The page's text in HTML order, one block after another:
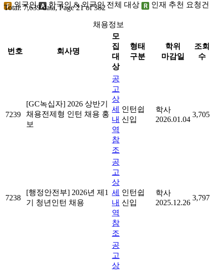
외국인 한국인 & 외국인 전체 대상 인재 추천 요청건
Total: 7,639 data, Page 21 of 382
채용정보
번호 회사명
모
집
대
상
형태
구분
학위
마감일
조회
수
7239
[GC녹십자] 2026 상반기
채용전제형 인턴 채용 홍
보
공
고
상
세
내
역
참
조
인턴쉽
신입
학사
2026.01.04
3,705
7238
[행정안전부] 2026년 제1
기 청년인턴 채용
공
고
상
세
내
역
참
조
인턴쉽
신입
학사
2025.12.26
3,797
공
고
상